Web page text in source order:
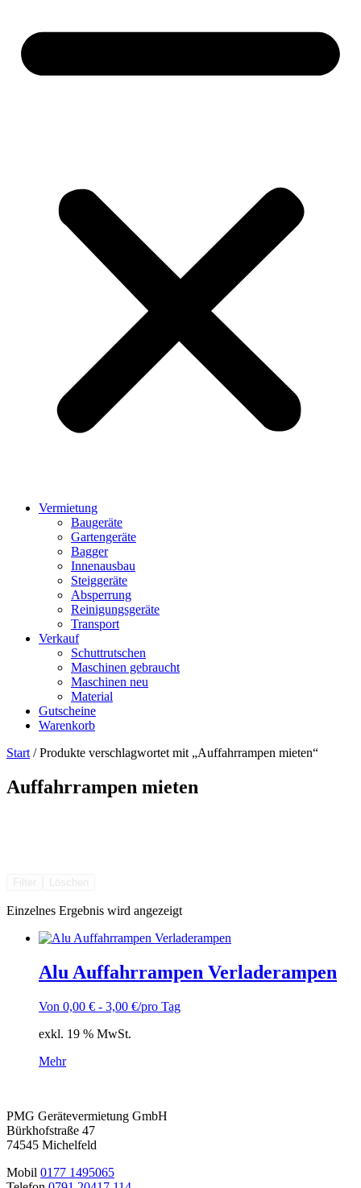
Vermietung
Baugeräte
Gartengeräte
Bagger
Innenausbau
Steiggeräte
Absperrung
Reinigungsgeräte
Transport
Verkauf
Schuttrutschen
Maschinen gebraucht
Maschinen neu
Material
Gutscheine
Warenkorb
Start / Produkte verschlagwortet mit „Auffahrrampen mieten“
Auffahrrampen mieten
Einzelnes Ergebnis wird angezeigt
Alu Auffahrrampen Verladerampen
Von 0,00 € - 3,00 €/pro Tag
exkl. 19 % MwSt.
Mehr
PMG Gerätevermietung GmbH
Bürkhofstraße 47
74545 Michelfeld
Mobil 0177 1495065